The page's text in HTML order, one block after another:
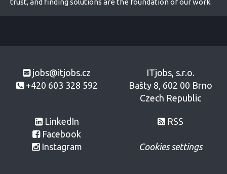
trust, and finding solutions are the foundation of our work.
jobs@itjobs.cz
+420 603 328 592
LinkedIn
Facebook
Instagram
ITjobs, s.r.o.
Bašty 8, 602 00 Brno
Czech Republic
RSS
Cookies settings